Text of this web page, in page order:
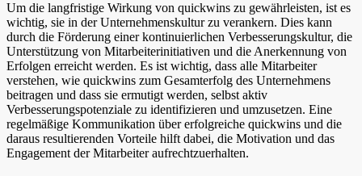
Um die langfristige Wirkung von quickwins zu gewährleisten, ist es
wichtig, sie in der Unternehmenskultur zu verankern. Dies kann
durch die Förderung einer kontinuierlichen Verbesserungskultur, die
Unterstützung von Mitarbeiterinitiativen und die Anerkennung von
Erfolgen erreicht werden. Es ist wichtig, dass alle Mitarbeiter
verstehen, wie quickwins zum Gesamterfolg des Unternehmens
beitragen und dass sie ermutigt werden, selbst aktiv
Verbesserungspotenziale zu identifizieren und umzusetzen. Eine
regelmäßige Kommunikation über erfolgreiche quickwins und die
daraus resultierenden Vorteile hilft dabei, die Motivation und das
Engagement der Mitarbeiter aufrechtzuerhalten.